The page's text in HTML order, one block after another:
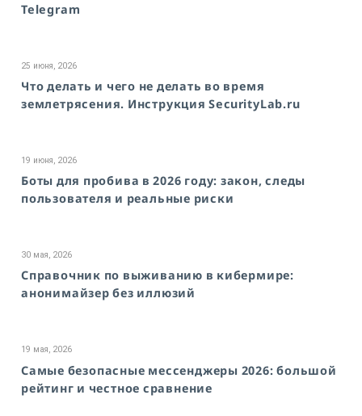
Telegram
25 июня, 2026
Что делать и чего не делать во время
землетрясения. Инструкция SecurityLab.ru
19 июня, 2026
Боты для пробива в 2026 году: закон, следы
пользователя и реальные риски
30 мая, 2026
Справочник по выживанию в кибермире:
анонимайзер без иллюзий
19 мая, 2026
Самые безопасные мессенджеры 2026: большой
рейтинг и честное сравнение